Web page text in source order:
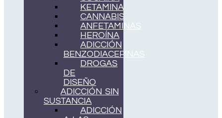
KETAMINA
CANNABIS
ANFETAMINAS
HEROÍNA
ADICCIÓN
BENZODIACEPINAS
DROGAS
DE
DISEÑO
ADICCIÓN SIN
SUSTANCIA
ADICCIÓN